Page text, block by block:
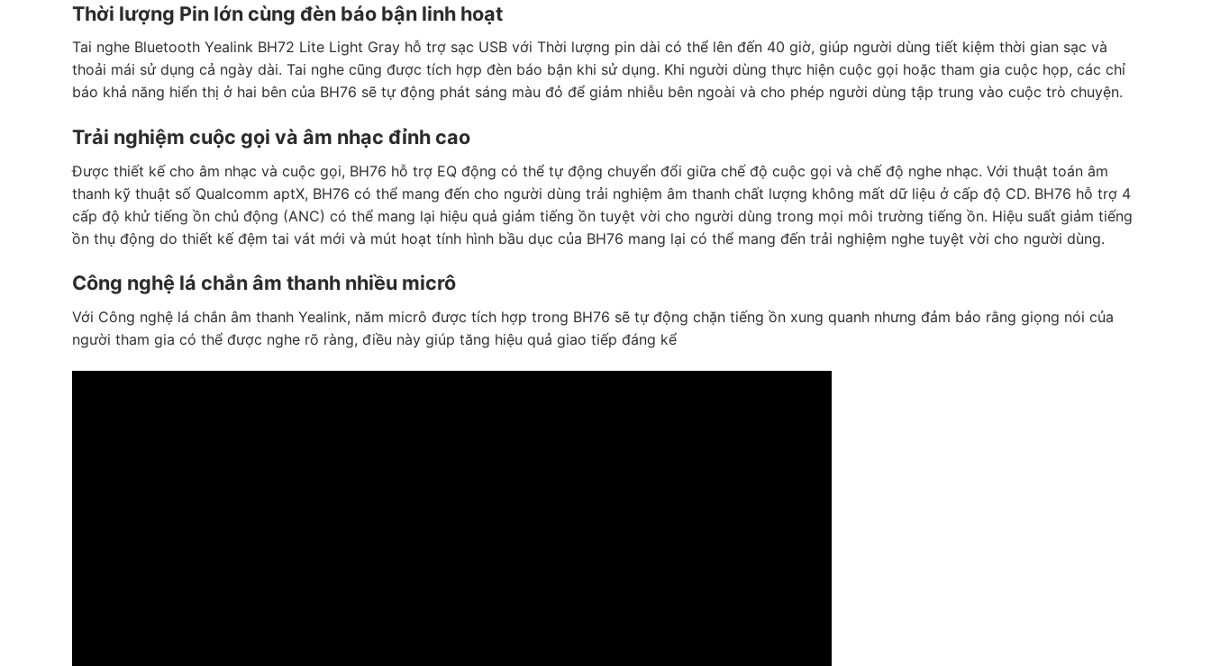
Thời lượng Pin lớn cùng đèn báo bận linh hoạt
Tai nghe Bluetooth Yealink BH72 Lite Light Gray hỗ trợ sạc USB với Thời lượng pin dài có thể lên đến 40 giờ, giúp người dùng tiết kiệm thời gian sạc và
thoải mái sử dụng cả ngày dài. Tai nghe cũng được tích hợp đèn báo bận khi sử dụng. Khi người dùng thực hiện cuộc gọi hoặc tham gia cuộc họp, các chỉ
báo khả năng hiển thị ở hai bên của BH76 sẽ tự động phát sáng màu đỏ để giảm nhiễu bên ngoài và cho phép người dùng tập trung vào cuộc trò chuyện.
Trải nghiệm cuộc gọi và âm nhạc đỉnh cao
Được thiết kế cho âm nhạc và cuộc gọi, BH76 hỗ trợ EQ động có thể tự động chuyển đổi giữa chế độ cuộc gọi và chế độ nghe nhạc. Với thuật toán âm
thanh kỹ thuật số Qualcomm aptX, BH76 có thể mang đến cho người dùng trải nghiệm âm thanh chất lượng không mất dữ liệu ở cấp độ CD. BH76 hỗ trợ 4
cấp độ khử tiếng ồn chủ động (ANC) có thể mang lại hiệu quả giảm tiếng ồn tuyệt vời cho người dùng trong mọi môi trường tiếng ồn. Hiệu suất giảm tiếng
ồn thụ động do thiết kế đệm tai vát mới và mút hoạt tính hình bầu dục của BH76 mang lại có thể mang đến trải nghiệm nghe tuyệt vời cho người dùng.
Công nghệ lá chắn âm thanh nhiều micrô
Với Công nghệ lá chắn âm thanh Yealink, năm micrô được tích hợp trong BH76 sẽ tự động chặn tiếng ồn xung quanh nhưng đảm bảo rằng giọng nói của
người tham gia có thể được nghe rõ ràng, điều này giúp tăng hiệu quả giao tiếp đáng kể